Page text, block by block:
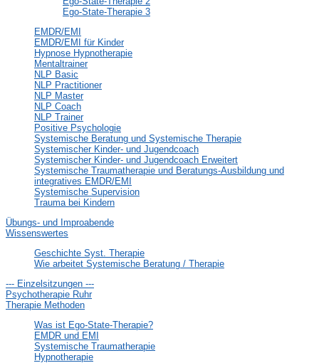
Ego-State-Therapie 3
EMDR/EMI
EMDR/EMI für Kinder
Hypnose Hypnotherapie
Mentaltrainer
NLP Basic
NLP Practitioner
NLP Master
NLP Coach
NLP Trainer
Positive Psychologie
Systemische Beratung und Systemische Therapie
Systemischer Kinder- und Jugendcoach
Systemischer Kinder- und Jugendcoach Erweitert
Systemische Traumatherapie und Beratungs-Ausbildung und
integratives EMDR/EMI
Systemische Supervision
Trauma bei Kindern
Übungs- und Improabende
Wissenswertes
Geschichte Syst. Therapie
Wie arbeitet Systemische Beratung / Therapie
--- Einzelsitzungen ---
Psychotherapie Ruhr
Therapie Methoden
Was ist Ego-State-Therapie?
EMDR und EMI
Systemische Traumatherapie
Hypnotherapie